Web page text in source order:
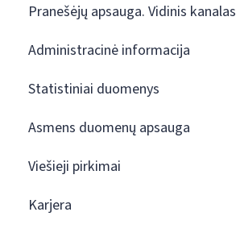
Pranešėjų apsauga. Vidinis kanalas
Administracinė informacija
Statistiniai duomenys
Asmens duomenų apsauga
Viešieji pirkimai
Karjera